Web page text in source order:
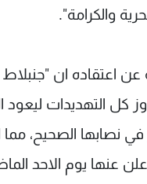
والكرامة".
عن اعتقاده ان "جنبلاط
كل التهديدات
نصابها الصحيح، مما
عنها يوم الاحد